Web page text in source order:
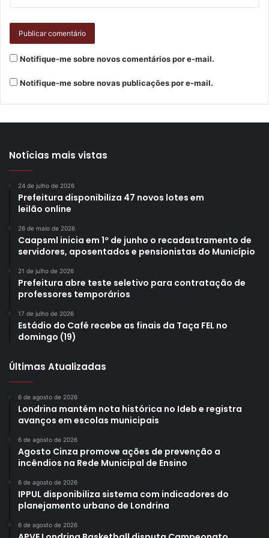
artesanais”, avaliou.
A percepção foi compartilhada por Cássia Bessa, sócia da
Ciclos Terrários, que está pelo quinto ano presente no
setor comercial do evento. “A Expo Japão é um espaço
que privilegia a cultura japonesa e que inspira as pessoas.
Foto: Pedro Matsuo / divulgação
Cultura, tradição e novas gerações
A programação cultural foi um dos grandes destaques da
Notifique-me sobre novos comentários por e-mail.
Notifique-me sobre novas publicações por e-mail.
Notícias mais vistas
24 de julho de 2026
Prefeitura disponibiliza 47 novos lotes em
leilão online
26 de maio de 2026
Caapsml inicia em 1º de junho o recadastramento de
servidores, aposentados e pensionistas do Município
21 de julho de 2026
Prefeitura abre teste seletivo para contratação de
professores temporários
17 de julho de 2026
Estádio do Café recebe as finais da Taça FEL no
domingo (19)
Últimas Atualizadas
6 de agosto de 2026
Londrina mantém nota histórica no Ideb e registra
avanços em escolas municipais
6 de agosto de 2026
Agosto Cinza promove ações de prevenção a
incêndios na Rede Municipal de Ensino
6 de agosto de 2026
IPPUL disponibiliza sistema com indicadores do
planejamento urbano de Londrina
6 de agosto de 2026